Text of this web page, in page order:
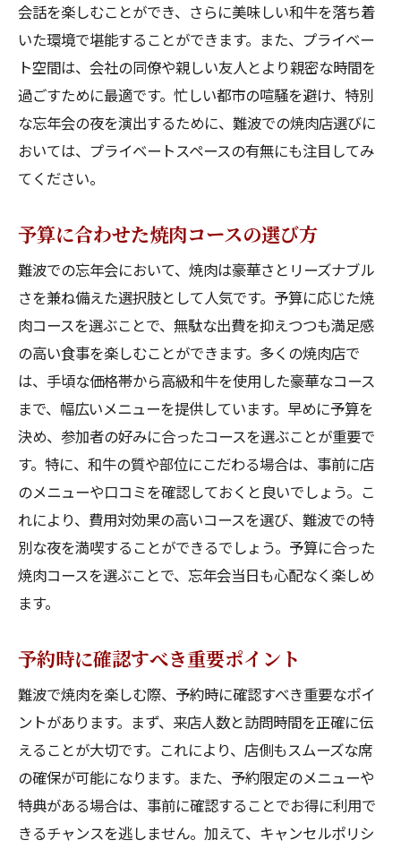
会話を楽しむことができ、さらに美味しい和牛を落ち着
いた環境で堪能することができます。また、プライベー
ト空間は、会社の同僚や親しい友人とより親密な時間を
過ごすために最適です。忙しい都市の喧騒を避け、特別
な忘年会の夜を演出するために、難波での焼肉店選びに
おいては、プライベートスペースの有無にも注目してみ
てください。
予算に合わせた焼肉コースの選び方
難波での忘年会において、焼肉は豪華さとリーズナブル
さを兼ね備えた選択肢として人気です。予算に応じた焼
肉コースを選ぶことで、無駄な出費を抑えつつも満足感
の高い食事を楽しむことができます。多くの焼肉店で
は、手頃な価格帯から高級和牛を使用した豪華なコース
まで、幅広いメニューを提供しています。早めに予算を
決め、参加者の好みに合ったコースを選ぶことが重要で
す。特に、和牛の質や部位にこだわる場合は、事前に店
のメニューや口コミを確認しておくと良いでしょう。こ
れにより、費用対効果の高いコースを選び、難波での特
別な夜を満喫することができるでしょう。予算に合った
焼肉コースを選ぶことで、忘年会当日も心配なく楽しめ
ます。
予約時に確認すべき重要ポイント
難波で焼肉を楽しむ際、予約時に確認すべき重要なポイ
ントがあります。まず、来店人数と訪問時間を正確に伝
えることが大切です。これにより、店側もスムーズな席
の確保が可能になります。また、予約限定のメニューや
特典がある場合は、事前に確認することでお得に利用で
きるチャンスを逃しません。加えて、キャンセルポリシ